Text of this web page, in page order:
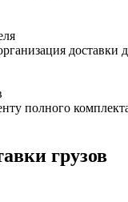
доставки
полного
грузов